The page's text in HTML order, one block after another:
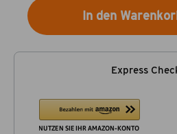
In den
Express